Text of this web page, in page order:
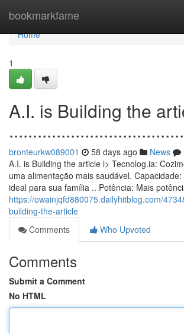
bookmarkfame
Home
Home
1
A.I. is Building the
bronteurkw089001 58 days ago News
A.I. is Building the article l> Tecnolog.ia:
uma alimentação mais saudável.
ideal para sua família .. Potência: Mais
https://owainjqfd880075.dailyhitblog.com/
building-the-article
Comments
Who Upvoted
Comments
Submit a Comment
No HTML